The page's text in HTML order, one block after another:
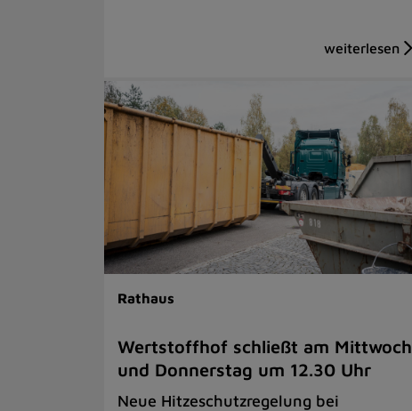
Rathaus
Wertstoffhof schließt am Mittwoch
und Donnerstag um 12.30 Uhr
Neue Hitzeschutzregelung bei